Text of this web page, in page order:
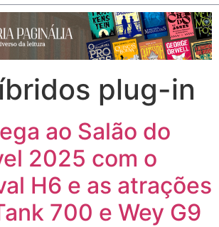
plug-in
ao Salão do
2025 com o
H6 e as atrações
700 e Wey G9